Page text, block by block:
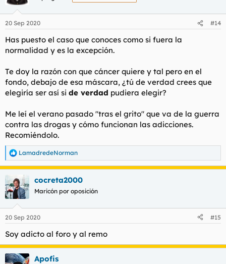
i
e
:
20 Sep 2020 #14
Has puesto el caso que conoces como si fuera la
normalidad y es la excepción.
Te doy la razón con que cáncer quiere y tal pero en el
fondo, debajo de esa máscara, ¿tú de verdad crees que
elegiría ser así si de verdad pudiera elegir?
Me leí el verano pasado "tras el grito" que va de la guerra
contra las drogas y cómo funcionan las adicciones.
Recomiéndolo.
R
e
a
c
c
i
e
:
LamadredeNorman
cocreta2000
Maricón por oposición
20 Sep 2020 #15
Soy adicto al foro y al remo
Apofis